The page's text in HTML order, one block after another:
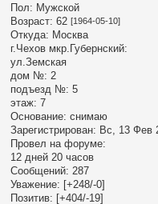
Пол: Мужской
Возраст: 62 [1964-05-10]
Откуда: Москва
г.Чехов мкр.Губернский:
ул.Земская
дом №: 2
подъезд №: 5
этаж: 7
Основание: снимаю
Зарегистрирован: Вс, 13 Фев
Провел на форуме:
12 дней 20 часов
Сообщений: 287
Уважение: [+248/-0]
Позитив: [+404/-19]